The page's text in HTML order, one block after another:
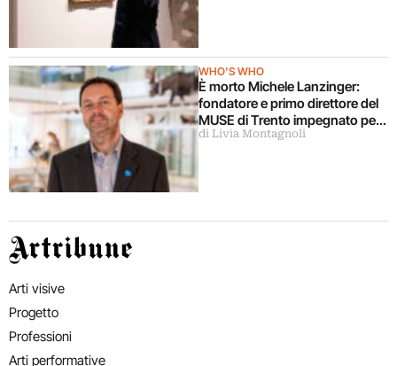
WHO'S WHO
È morto Michele Lanzinger:
fondatore e primo direttore del
MUSE di Trento impegnato per
disegnare i musei del futuro
di Livia Montagnoli
Artribune
Arti visive
Progetto
Professioni
Arti performative